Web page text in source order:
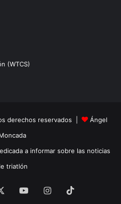
(WTCS)
derechos reservados |
Ángel
a informar sobre las noticias
triatlón
YouTubeInstagram